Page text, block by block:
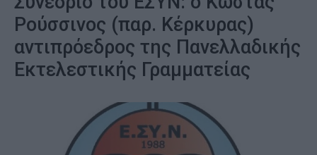
Ρούσσινος (παρ. Κέρκυρας)
αντιπρόεδρος της Πανελλαδικής
Εκτελεστικής Γραμματείας